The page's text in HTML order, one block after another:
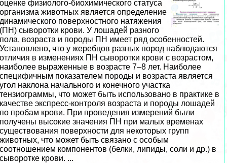
оценке физиолого-биохимического статуса
организма животных является определение
динамического поверхностного натяжения
(ПН) сыворотки крови. У лошадей разного
пола, возраста и породы ПН имеет ряд особенностей.
Установлено, что у жеребцов разных пород наблюдаются
отличия в изменениях ПН сыворотки крови с возрастом,
наиболее выраженные в возрасте 7–8 лет. Наиболее
специфичным показателем породы и возраста является
угол наклона начального и конечного участка
тензиограммы, что может быть использовано в пpaктике в
качестве экспресс-контроля возраста и породы лошадей
по пробам крови. При проведения измерений были
получены высокие значения ПН при малых временах
существования поверхности для некоторых групп
животных, что может быть связано с особым
соотношением компонентов (белки, липиды, соли и др.) в
сыворотке крови. ...